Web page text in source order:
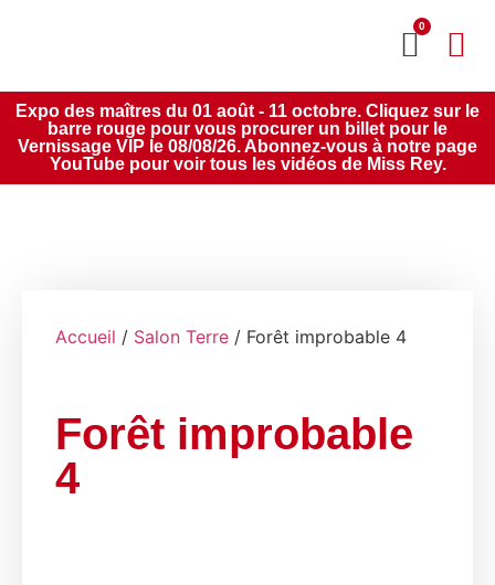
0
Expo des maîtres du 01 août - 11 octobre. Cliquez sur le
barre rouge pour vous procurer un billet pour le
Vernissage VIP le 08/08/26. Abonnez-vous à notre page
YouTube pour voir tous les vidéos de Miss Rey.
Accueil / Salon Terre / Forêt improbable 4
Forêt improbable
4